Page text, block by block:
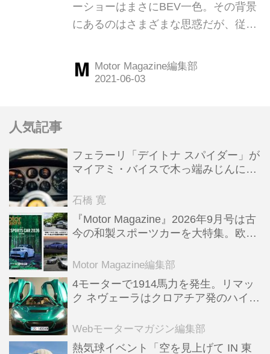
ーショーはまさにBEV一色。その背景
にあるのはさまざまな思惑だが、従来
は日本勢の果敢な出展も注目されたの
だが・・・。（Motor Magazine2021年
Motor Magazine編集部
人気記事
フェラーリ「デイトナ スパイダー」が
マイアミ・バイスで木っ端みじんにな
石橋 寛
『Motor Magazine』2026年9月号は古
今の和製スポーツカーを大特集。欧州
Motor Magazine編集部
4モーターで1914馬力を発生。リマッ
ク ネヴェーラはクロアチア発のハイパ
全版／115】
Webモーターマガジン編集部
熱気球イベント「空を見上げて IN 東